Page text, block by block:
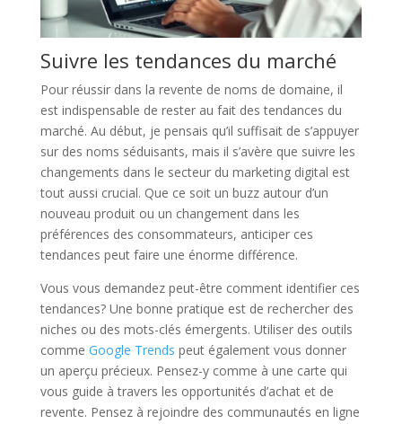
Suivre les tendances du marché
Pour réussir dans la revente de noms de domaine, il
est indispensable de rester au fait des tendances du
marché. Au début, je pensais qu’il suffisait de s’appuyer
sur des noms séduisants, mais il s’avère que suivre les
changements dans le secteur du marketing digital est
tout aussi crucial. Que ce soit un buzz autour d’un
nouveau produit ou un changement dans les
préférences des consommateurs, anticiper ces
tendances peut faire une énorme différence.
Vous vous demandez peut-être comment identifier ces
tendances? Une bonne pratique est de rechercher des
niches ou des mots-clés émergents. Utiliser des outils
comme Google Trends peut également vous donner
un aperçu précieux. Pensez-y comme à une carte qui
vous guide à travers les opportunités d’achat et de
revente. Pensez à rejoindre des communautés en ligne